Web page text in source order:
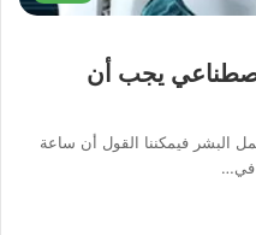
يجب أن
البشر فيمكننا القول أن ساعة
في…